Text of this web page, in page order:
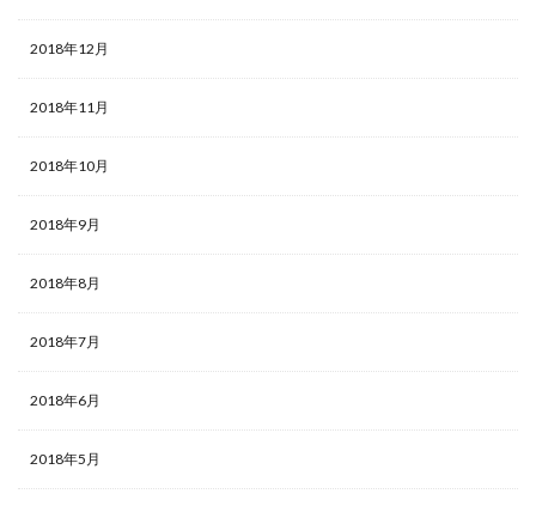
2018年12月
2018年11月
2018年10月
2018年9月
2018年8月
2018年7月
2018年6月
2018年5月